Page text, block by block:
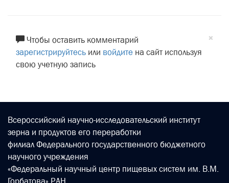
×
Чтобы оставить комментарий
зарегистрируйтесь или войдите на сайт используя
свою учетную запись
Всероссийский научно-исследовательский институт
зерна и продуктов его переработки
филиал Федерального государственного бюджетного
научного учреждения
«Федеральный научный центр пищевых систем им. В.М.